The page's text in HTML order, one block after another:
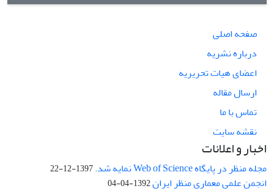
صفحه اصلی
درباره نشریه
اعضای هیات تحریریه
ارسال مقاله
تماس با ما
نقشه سایت
اخبار و اعلانات
مجله منظر در پایگاه Web of Science نمایه شد. 1397-12-22
انجمن علمی معماری منظر ایران1392-04-04